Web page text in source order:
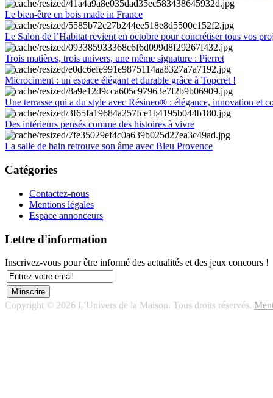
Le bien-être en bois made in France
Le Salon de l’Habitat revient en octobre pour concrétiser tous vos
Trois matières, trois univers, une même signature : Pierret
Microciment : un espace élégant et durable grâce à Topcret !
Une terrasse qui a du style avec Résineo® : élégance, innovation et
Des intérieurs pensés comme des histoires à vivre
La salle de bain retrouve son âme avec Bleu Provence
Catégories
Contactez-nous
Mentions légales
Espace annonceurs
Lettre d'information
Inscrivez-vous pour être informé des actualités et des jeux concours !
Copyright © 2026 L'Univers de la Maison. Tous droits réservés.